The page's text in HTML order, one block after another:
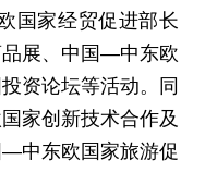
国家经贸促进部长
展、中国—中东欧
资论坛等活动。同
家创新技术合作及
中东欧国家旅游促